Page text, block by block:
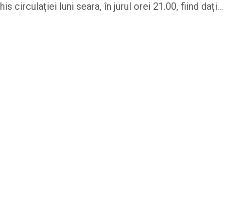
circulației luni seara, în jurul orei 21.00, fiind dați...